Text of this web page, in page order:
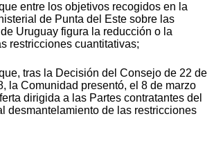
entre los objetivos recogidos en la
de Punta del Este sobre las
Uruguay figura la reducción o la
restricciones cuantitativas;
tras la Decisión del Consejo de 22 de
la Comunidad presentó, el 8 de marzo
dirigida a las Partes contratantes del
desmantelamiento de las restricciones